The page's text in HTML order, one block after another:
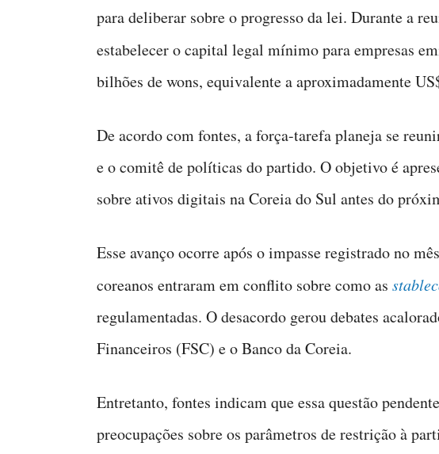
para deliberar sobre o progresso da lei. Durante a
estabelecer o capital legal mínimo para empresas
bilhões de wons, equivalente a aproximadamente
De acordo com fontes, a força-tarefa planeja se
e o comitê de políticas do partido. O objetivo é
sobre ativos digitais na Coreia do Sul antes do
Esse avanço ocorre após o impasse registrado no
coreanos entraram em conflito sobre como as
regulamentadas. O desacordo gerou debates
Financeiros (FSC) e o Banco da Coreia.
Entretanto, fontes indicam que essa questão
preocupações sobre os parâmetros de restrição à